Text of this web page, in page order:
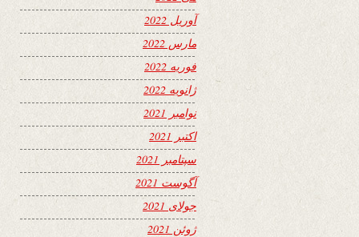
آوریل 2022
مارس 2022
فوریه 2022
ژانویه 2022
نوامبر 2021
اکتبر 2021
سپتامبر 2021
آگوست 2021
جولای 2021
ژوئن 2021